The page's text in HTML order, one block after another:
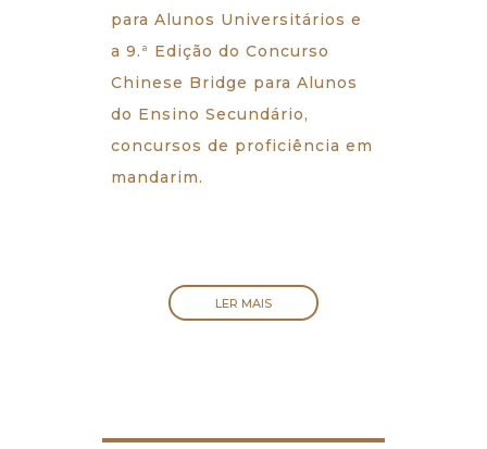
para Alunos Universitários e
a 9.ª Edição do Concurso
Chinese Bridge para Alunos
do Ensino Secundário,
concursos de proficiência em
mandarim.
LER MAIS